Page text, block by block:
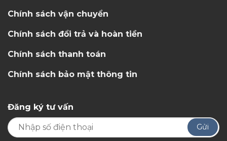
Chính sách vận chuyển
Chính sách đổi trả và hoàn tiền
Chính sách thanh toán
Chính sách bảo mật thông tin
Đăng ký tư vấn